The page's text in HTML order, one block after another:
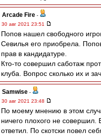
Arcade Fire -
30 авг 2021 23:51
Попов нашел свободного
Севилья его приобрела.
прав в кандидатуре.
Кто-то совершил саботаж
клуба. Вопрос сколько их и
Samwise -
30 авг 2021 23:48
По моему мнению в этом
ничего плохого не совершил.
ответил. По скотски повел